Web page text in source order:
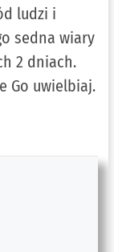
ludzi i
sedna wiary
2 dniach.
Go uwielbiaj.